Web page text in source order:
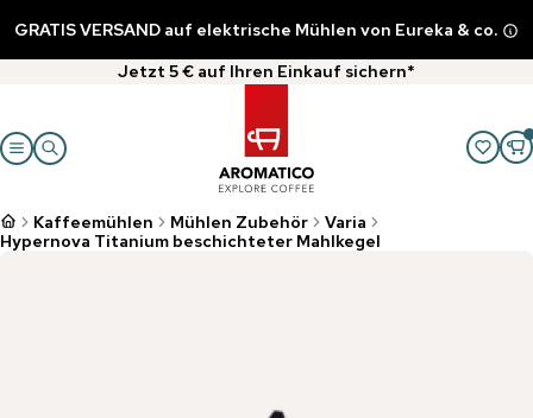
GRATIS VERSAND auf elektrische Mühlen von Eureka & co.
Jetzt 5 € auf Ihren Einkauf sichern*
Kaffeemühlen Mühlen Zubehör
Varia
Hypernova Titanium beschichteter Mahlkegel